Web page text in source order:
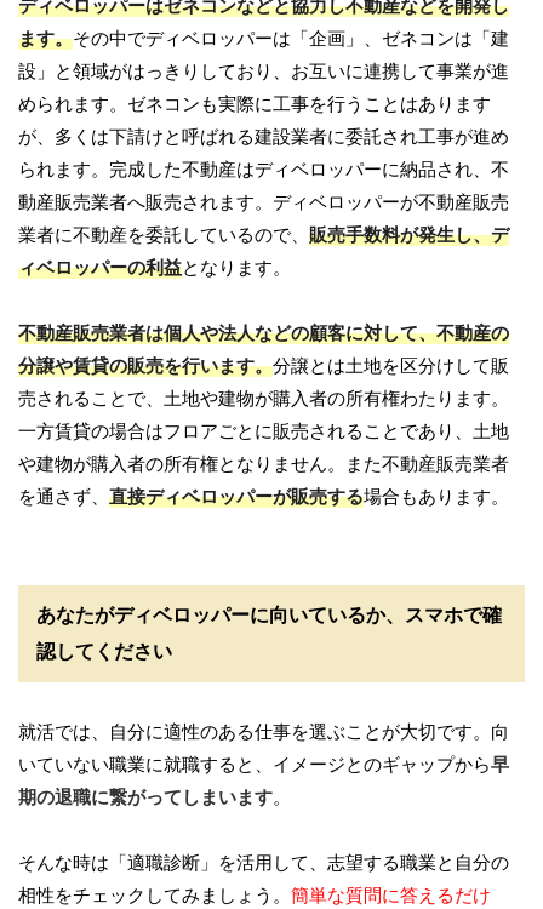
ディベロッパーはゼネコンなどと協力し不動産などを開発し
ます。その中でディベロッパーは「企画」、ゼネコンは「建
設」と領域がはっきりしており、お互いに連携して事業が進
められます。ゼネコンも実際に工事を行うことはあります
が、多くは下請けと呼ばれる建設業者に委託され工事が進め
られます。完成した不動産はディベロッパーに納品され、不
動産販売業者へ販売されます。ディベロッパーが不動産販売
業者に不動産を委託しているので、 販売手数料が発生し、デ
ィベロッパーの利益となります。
不動産販売業者は個人や法人などの顧客に対して、不動産の
分譲や賃貸の販売を行います。分譲とは土地を区分けして販
売されることで、土地や建物が購入者の所有権わたります。
一方賃貸の場合はフロアごとに販売されることであり、土地
や建物が購入者の所有権となりません。また不動産販売業者
を通さず、 直接ディベロッパーが販売する場合もあります。
あなたがディベロッパーに向いているか、スマホで確
認してください
就活では、自分に適性のある仕事を選ぶことが大切です。向
いていない職業に就職すると、イメージとのギャップから早
期の退職に繋がってしまいます。
そんな時は「適職診断」を活用して、志望する職業と自分の
相性をチェックしてみましょう。 簡単な質問に答えるだけ